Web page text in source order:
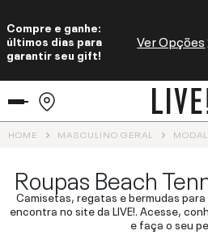
Compre e ganhe:
últimos dias para
garantir seu gift!
Ver Opções
HOME MASCULINO GERAL
Roupas Beach
Camisetas, regatas e bermudas
encontra no site da LIVE!. Acesse,
e faça o seu